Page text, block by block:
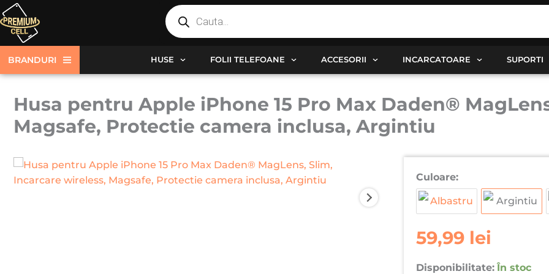
Skip
to
content
Products
search
BRANDURI HUSE FOLII TELEFOANE ACCESORII INCARCATOARE SUPORTI
Husa pentru Apple iPhone 15 Pro Max Daden®
Magsafe, Protectie camera inclusa, Argintiu
Culoare:
59,99 lei
Disponibilitate: În stoc
Husa
pentru
15
Max